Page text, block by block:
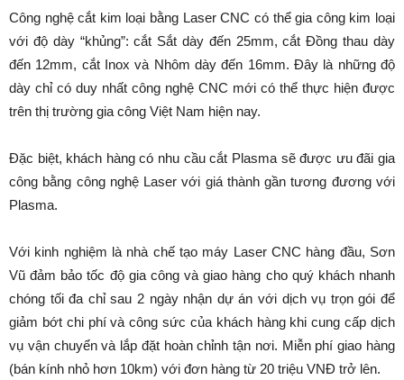
Công nghệ cắt kim loại bằng Laser CNC có thể gia công kim loại
với độ dày “khủng”: cắt Sắt dày đến 25mm, cắt Đồng thau dày
đến 12mm, cắt Inox và Nhôm dày đến 16mm. Đây là những độ
dày chỉ có duy nhất công nghệ CNC mới có thể thực hiện được
trên thị trường gia công Việt Nam hiện nay.
Đặc biệt, khách hàng có nhu cầu cắt Plasma sẽ được ưu đãi gia
công bằng công nghệ Laser với giá thành gần tương đương với
Plasma.
Với kinh nghiệm là nhà chế tạo máy Laser CNC hàng đầu, Sơn
Vũ đảm bảo tốc độ gia công và giao hàng cho quý khách nhanh
chóng tối đa chỉ sau 2 ngày nhận dự án với dịch vụ trọn gói để
giảm bớt chi phí và công sức của khách hàng khi cung cấp dịch
vụ vận chuyển và lắp đặt hoàn chỉnh tận nơi. Miễn phí giao hàng
(bán kính nhỏ hơn 10km) với đơn hàng từ 20 triệu VNĐ trở lên.